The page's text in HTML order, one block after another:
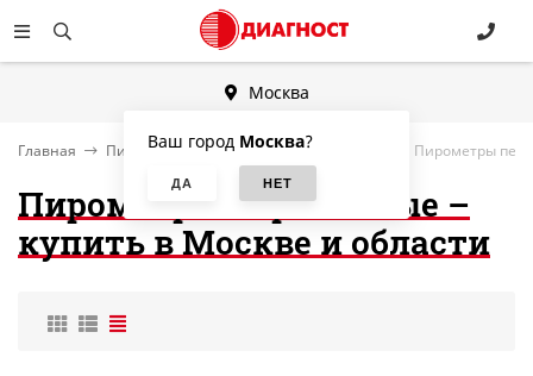
Москва
Ваш город Москва?
Главная Пирометры научные и промышленные Пирометры
Пирометры переносные –
купить в Москве и области